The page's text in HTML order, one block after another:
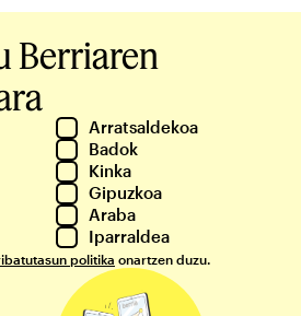
Berriaren
Arratsaldekoa
Badok
Kinka
Gipuzkoa
Araba
Iparraldea
politika onartzen duzu.